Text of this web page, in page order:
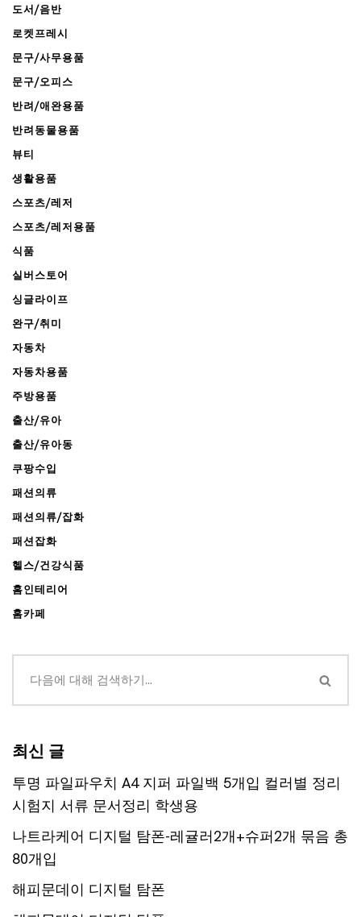
도서/음반
로켓프레시
문구/사무용품
문구/오피스
반려/애완용품
반려동물용품
뷰티
생활용품
스포츠/레저
스포츠/레저용품
식품
실버스토어
싱글라이프
완구/취미
자동차
자동차용품
주방용품
출산/유아
출산/유아동
쿠팡수입
패션의류
패션의류/잡화
패션잡화
헬스/건강식품
홈인테리어
홈카페
최신 글
투명 파일파우치 A4 지퍼 파일백 5개입 컬러별 정리
시험지 서류 문서정리 학생용
나트라케어 디지털 탐폰-레귤러2개+슈퍼2개 묶음 총
80개입
해피문데이 디지털 탐폰